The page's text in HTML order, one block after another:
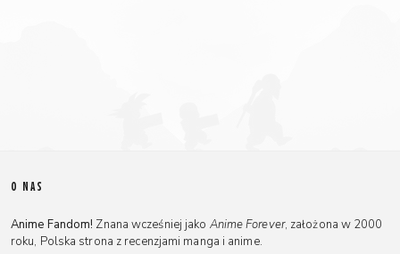
O NAS
Anime Fandom! Znana wcześniej jako Anime Forever, założona w 2000
roku, Polska strona z recenzjami manga i anime.